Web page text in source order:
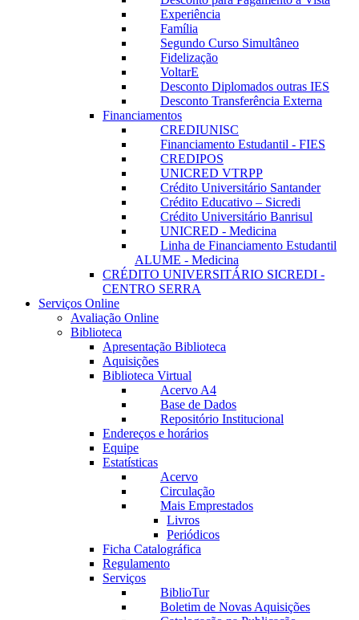
Experiência
Família
Segundo Curso Simultâneo
Fidelização
VoltarE
Desconto Diplomados outras IES
Desconto Transferência Externa
Financiamentos
CREDIUNISC
Financiamento Estudantil - FIES
CREDIPOS
UNICRED VTRPP
Crédito Universitário Santander
Crédito Educativo – Sicredi
Crédito Universitário Banrisul
UNICRED - Medicina
Linha de Financiamento Estudantil
ALUME - Medicina
CRÉDITO UNIVERSITÁRIO SICREDI -
CENTRO SERRA
Serviços Online
Avaliação Online
Biblioteca
Apresentação Biblioteca
Aquisições
Biblioteca Virtual
Acervo A4
Base de Dados
Repositório Institucional
Endereços e horários
Equipe
Estatísticas
Acervo
Circulação
Mais Emprestados
Livros
Periódicos
Ficha Catalográfica
Regulamento
Serviços
BiblioTur
Boletim de Novas Aquisições